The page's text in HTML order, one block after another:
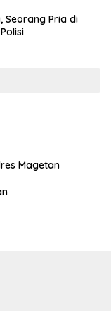
Seorang Pria di
Magetan